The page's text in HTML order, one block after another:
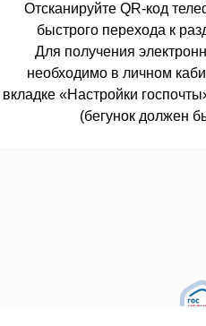
Отсканируйте QR-код
быстрого перехода к
Для получения
необходимо в личном
вкладке «Настройки
(бегунок должен